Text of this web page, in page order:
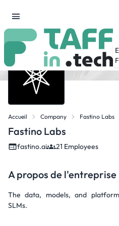
Accueil Company Fastino Labs
Fastino Labs
fastino.ai 21 Employees
A propos de l'entreprise
The data, models, and
SLMs.